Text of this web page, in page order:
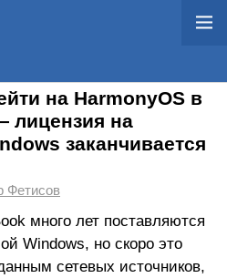
на HarmonyOS в
лицензия на
заканчивается
Фетисов
много лет поставляются
Windows, но скоро это
сетевых источников,